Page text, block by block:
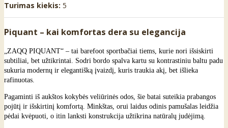
Turimas kiekis: 5
Piquant – kai komfortas dera su elegancija
„ZAQQ PIQUANT“ – tai barefoot sportbačiai tiems, kurie nori išsiskirti
subtiliai, bet užtikrintai. Sodri bordo spalva kartu su kontrastiniu baltu padu
sukuria modernų ir elegantišką įvaizdį, kuris traukia akį, bet išlieka
rafinuotas.
Pagaminti iš aukštos kokybės veliūrinės odos, šie batai suteikia prabangos
pojūtį ir išskirtinį komfortą. Minkštas, orui laidus odinis pamušalas leidžia
pėdai kvėpuoti, o itin lanksti konstrukcija užtikrina natūralų judėjimą.